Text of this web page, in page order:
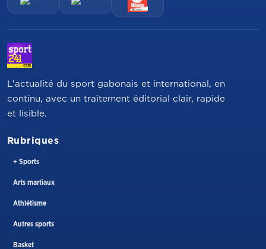
L'actualité du sport gabonais et international, en
continu, avec un traitement éditorial clair, rapide
et lisible.
Rubriques
+ Sports
Arts martiaux
Athlétisme
Autres sports
Basket